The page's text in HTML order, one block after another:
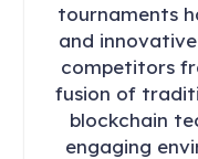
tournaments
and
competitors
fusion of
blockchain
engaging